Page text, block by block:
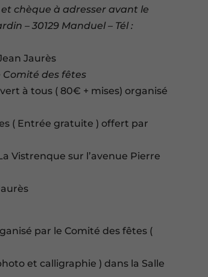
chèque à adresser avant le
– 30129 Manduel – Tél :
Jaurès
Comité des fêtes
à tous ( 80€ + mises) organisé
( Entrée gratuite ) offert par
Vistrenque sur l’avenue Pierre
par le Comité des fêtes (
et calligraphie ) dans la Salle